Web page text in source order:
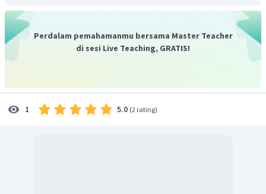
Perdalam pemahamanmu bersama Master Teacher
di sesi Live Teaching, GRATIS!
1 5.0 (2 rating)